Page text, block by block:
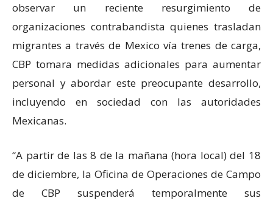
observar un reciente resurgimiento de
organizaciones contrabandista quienes trasladan
migrantes a través de Mexico vía trenes de carga,
CBP tomara medidas adicionales para aumentar
personal y abordar este preocupante desarrollo,
incluyendo en sociedad con las autoridades
Mexicanas.
“A partir de las 8 de la mañana (hora local) del 18
de diciembre, la Oficina de Operaciones de Campo
de CBP suspenderá temporalmente sus